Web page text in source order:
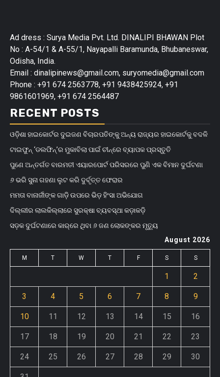
Ad dress : Surya Media Pvt. Ltd. DINALIPI BHAWAN Plot
No : A-54/1 & A-55/1, Nayapalli Baramunda, Bhubaneswar,
Odisha, India.
Email : dinalipinews@gmail.com, suryomedia@gmail.com
Phone : +91 674 2563778, +91 9438425924, +91
9861601969, +91 674 2564487
RECENT POSTS
ଓଡ଼ିଶା ହାଇକୋର୍ଟର ଦୁଇଜଣ ବିଚାରପତିଙ୍କୁ ଅନ୍ୟ ରାଜ୍ୟର ହାଇକୋର୍ଟକୁ ବଦଳି
ଟାଇଫୁନ୍ ‘ଡଲଫିନ୍’ର ମୁକାବିଲା ପାଇଁ ଚୀନ୍‌ରେ ବ୍ୟାପକ ପ୍ରସ୍ତୁତି
ପୁଣେ ଅନ୍ତର୍ଗତ ବାରମତୀ ଏୟାରପୋର୍ଟ ପରିସରରେ ପୁଣି ଏକ ବିମାନ ଦୁର୍ଘଟଣା
୬ ଭରି ସୁନା ଗହଣା ଲୁଟ କରି ଦୁର୍ବୃତ୍ତ ଫେରାର
ମମତା ବାନାର୍ଜୀଙ୍କ ଗାଡ଼ି ଉପରେ ଭିଡ଼ ହିଂସା ଅଭିଯୋଗ
ଦିଲ୍ଲୀର ଲାଲକିଲ୍ଲାରେ ସୁରକ୍ଷା ବ୍ୟବସ୍ଥା କଡ଼ାକଡ଼ି
ସଡ଼କ ଦୁର୍ଘଟଣାରେ କାର୍‌ରେ ଥିବା ୬ ଜଣ ଲୋକଙ୍କର ମୃତ୍ୟୁ
August 2026
M T W T F S S
1 2
3 4 5 6 7 8 9
10 11 12 13 14 15 16
17 18 19 20 21 22 23
24 25 26 27 28 29 30